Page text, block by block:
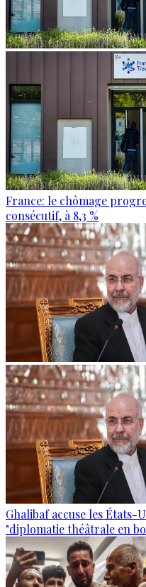
France: le chômage
consécutif, à 8,3 %
Ghalibaf accuse les États-
"diplomatie théâtrale en